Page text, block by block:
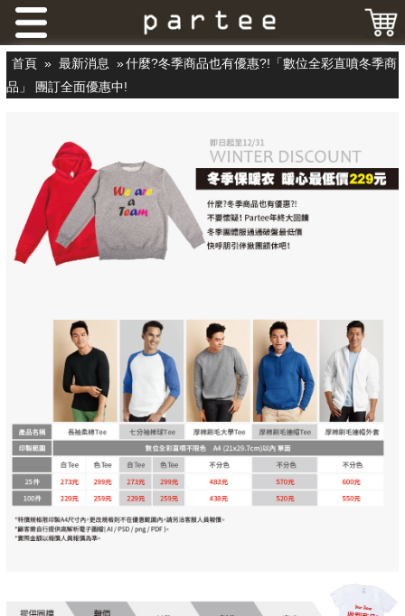
首頁 » 最新消息 »什麼?冬季商品也有優惠?!「數位全彩直噴冬季商
品」 團訂全面優惠中!